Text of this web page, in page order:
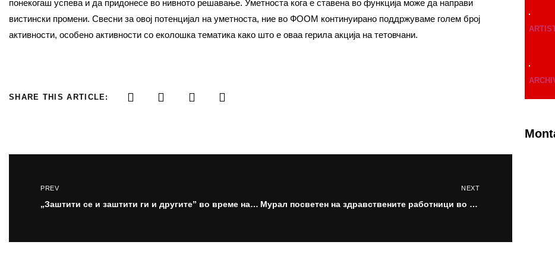
понекогаш успева и да придонесе во нивното решавање. Уметноста кога е ставена во функција може да направи
вистински промени. Свесни за овој потенцијал на уметноста, ние во ФООМ континуирано поддржуваме голем број
активности, особено активности со еколошка тематика како што е оваа герила акција на тетовчани.
SHARE THIS ARTICLE:
PREV
„Заштити се и заштити ги и другите” во време на КОВИД-19Уметничка акција на Мултикултура
NEXT
Мурал посветен на здравствените работници во Тетово